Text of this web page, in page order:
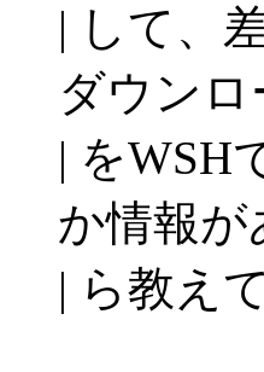
| して、
ダウン
| をWSH
か情報が
| ら教え